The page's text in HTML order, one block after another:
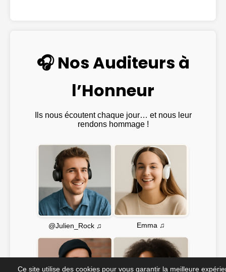
🎧 Nos Auditeurs à
l’Honneur
Ils nous écoutent chaque jour… et nous leur
rendons hommage !
@Julien_Rock ♫ Emma ♫
Ce site utilise des cookies pour vous garantir la meilleure